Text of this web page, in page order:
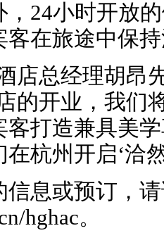
，24小时开放
客在旅途中保
店总经理胡昂
的开业，我们
客打造兼具美
杭州开启‘洽
信息或预订，
hghac。